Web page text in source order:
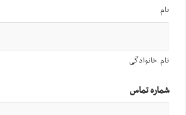
نام
نام خانوادگی
شماره تماس